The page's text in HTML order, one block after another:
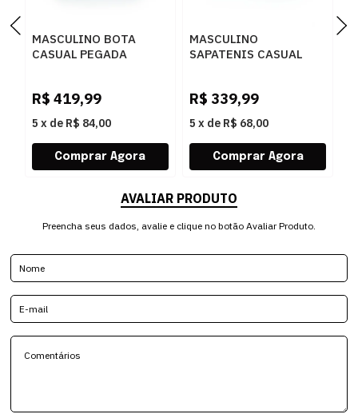
MASCULINO BOTA
CASUAL PEGADA
BROWN
R$ 419,99
5 x de R$ 84,00
MASCULINO
SAPATENIS CASUAL
PRETO/WASHED
BORDO
R$ 339,99
5 x de R$ 68,00
AVALIAR PRODUTO
Preencha seus dados, avalie e clique no botão Avaliar Produto.